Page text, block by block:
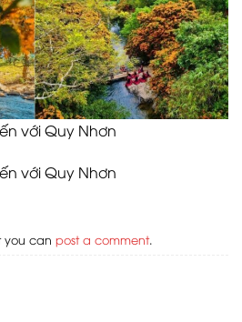
với Quy Nhơn
với Quy Nhơn
you can post a comment.